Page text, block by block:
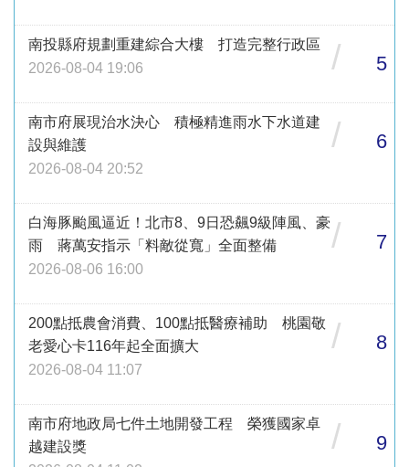
南投縣府規劃重建綜合大樓 打造完整行政區
2026-08-04 19:06
/ 5
南市府展現治水決心 積極精進雨水下水道建
設與維護
2026-08-04 20:52
/ 6
白海豚颱風逼近！北市8、9日恐飆9級陣風、豪
雨 蔣萬安指示「料敵從寬」全面整備
2026-08-06 16:00
/ 7
200點抵農會消費、100點抵醫療補助 桃園敬
老愛心卡116年起全面擴大
2026-08-04 11:07
/ 8
南市府地政局七件土地開發工程 榮獲國家卓
越建設獎
/ 9